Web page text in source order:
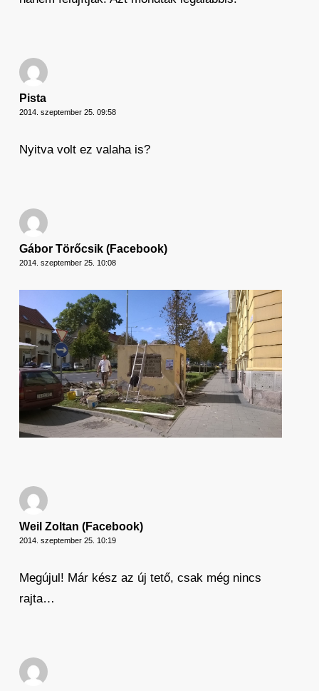
Pista
2014. szeptember 25. 09:58
Nyitva volt ez valaha is?
Gábor Törőcsik (Facebook)
2014. szeptember 25. 10:08
Weil Zoltan (Facebook)
2014. szeptember 25. 10:19
Megújul! Már kész az új tető, csak még nincs
rajta…